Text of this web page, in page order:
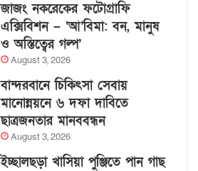
জাজং নকরেকের ফটোগ্রাফি
এক্সিবিশন – ‘আ’বিমা: বন, মানুষ
ও অস্তিত্বের গল্প’
August 3, 2026
বান্দরবানে চিকিৎসা সেবায়
মানোন্নয়নে ৬ দফা দাবিতে
ছাত্রজনতার মানববন্ধন
August 3, 2026
ইচ্ছালছড়া খাসিয়া পুঞ্জিতে পান গাছ